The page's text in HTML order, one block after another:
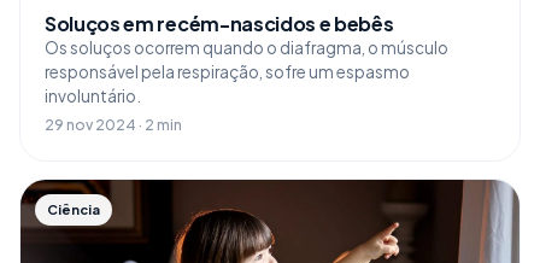
Soluços em recém-nascidos e bebês
Os soluços ocorrem quando o diafragma, o músculo
responsável pela respiração, sofre um espasmo
involuntário.
29 nov 2024 · 2 min
Ciência